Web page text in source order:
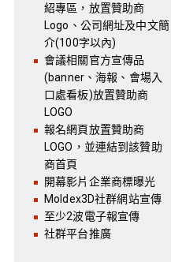
紹專區，放置贊助商
Logo、公司網址及中文簡
介(100字以內)
會議相關官方宣傳品
(banner、海報、會場入
口處看板)放置贊助商
LOGO
報名網頁放置贊助商
LOGO，並連結到該贊助
商首頁
開幕影片企業商標曝光
Moldex3D社群網站宣傳
至少2波電子報宣傳
社群平台推廣